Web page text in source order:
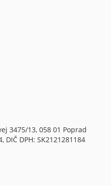
3475/13, 058 01 Poprad
DIČ DPH: SK2121281184